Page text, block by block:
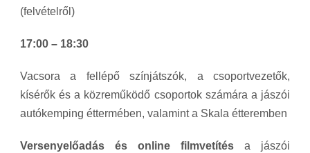
(felvételről)
17:00 – 18:30
Vacsora a fellépő színjátszók, a csoportvezetők,
kísérők és a közreműködő csoportok számára a jászói
autókemping éttermében, valamint a Skala étteremben
Versenyelőadás és online filmvetítés a jászói